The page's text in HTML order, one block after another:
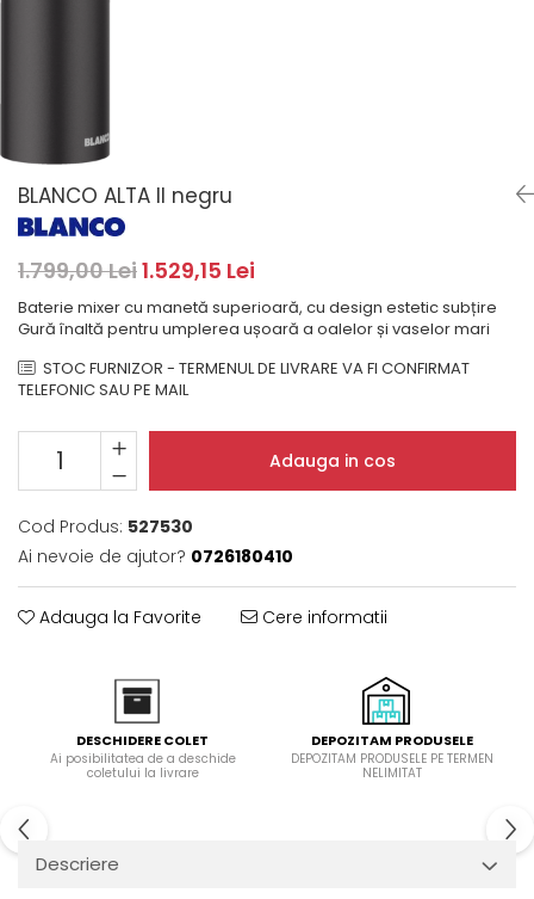
Cu montare pe perete
Hote cu montare in blat
Hote cu montare pe colt
Hote rustice
Hote tip insula
Incorporate
Integrate in tavan
Masini de spalat vase
Complet incorporabile
Partial incorporabile
Plite
Ceramica
Domino( seturi modulare)
Electrice
Gaz
Plite cu hota integrata
Uscatoare de rufe
BLANCO ALTA II negru
1.799,00 Lei1.529,15 Lei
Baterie mixer cu manetă superioară, cu design estetic subțire
Gură înaltă pentru umplerea ușoară a oalelor și vaselor mari
STOC FURNIZOR - TERMENUL DE LIVRARE VA FI CONFIRMAT
TELEFONIC SAU PE MAIL
Adauga in cos
Cod Produs: 527530
Ai nevoie de ajutor? 0726180410
Adauga la Favorite Cere informatii
DESCHIDERE COLET
Ai posibilitatea de a deschide
coletului la livrare
DEPOZITAM PRODUSELE
DEPOZITAM PRODUSELE PE TERMEN
NELIMITAT
Descriere